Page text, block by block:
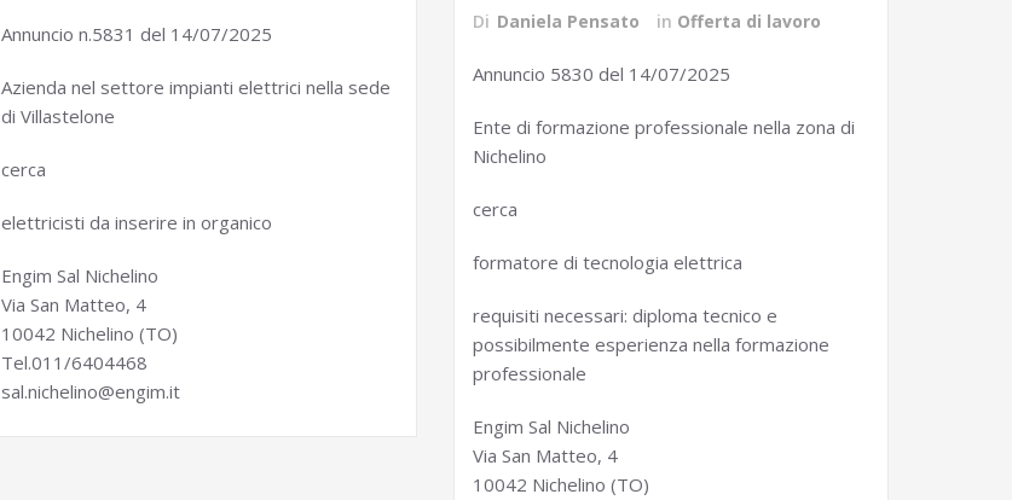
Annuncio n.5831 del 14/07/2025
Azienda nel settore impianti elettrici nella sede
di Villastelone
cerca
elettricisti da inserire in organico
Engim Sal Nichelino
Via San Matteo, 4
10042 Nichelino (TO)
Tel.011/6404468
sal.nichelino@engim.it
Di Daniela Pensato in Offerta di lavoro
Annuncio 5830 del 14/07/2025
Ente di formazione professionale nella zona di
Nichelino
cerca
formatore di tecnologia elettrica
requisiti necessari: diploma tecnico e
possibilmente esperienza nella formazione
professionale
Engim Sal Nichelino
Via San Matteo, 4
10042 Nichelino (TO)